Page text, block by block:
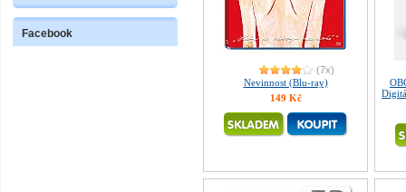
Facebook
(7x)
Nevinnost (Blu-ray)
149 Kč